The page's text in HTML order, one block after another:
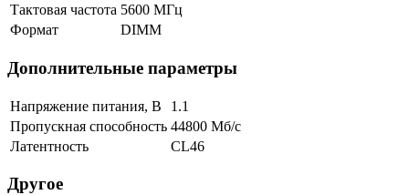
Тактовая частота 5600 МГц
Формат
DIMM
Дополнительные параметры
Напряжение питания, В
1.1
Пропускная способность 44800 Мб/с
Латентность
CL46
Другое